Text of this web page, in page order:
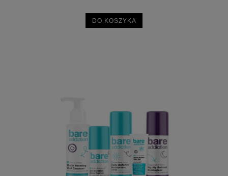
DO KOSZYKA